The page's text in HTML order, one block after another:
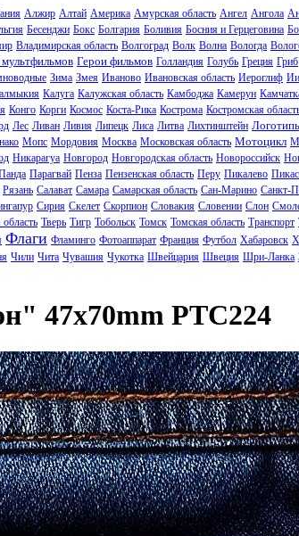
Алжир Алтай Америка Амурская область Ангел Ангола
Бесенджи Бокс Болгария Боливия Босния и Герцеговина
Владимирская область Волгоград Волк Волна Вологда
Герои фильмов Голландия Голубь Греция Гриб
Зима Змея Иваново Ивановская область Иероглиф
Калуга Калужская область Камбоджа Камерун
Конго Корги Космос Коста-Рика Кострома Костромская
Лес Ливан Ливия Липецк Лиса Литва Лихтинштейн
Мопс Мордовия Москва Московская область Мотоцикл
Никарагуа Новгород Новгородская область Новороссийск
Парагвай Пенза Пензенская область Перу Пикалево
Рязань Салават Самара Самарская область Сан-Марино Санкт-
Сирия Скелет Скорпион Словакия Словении Слон
область Тверь Тигр Тобольск Томск Томская область Транспорт
Флаги Фламинго Фотоаппарат Франция Футбол Хабаровск
Чили Чита Чувашия Чукотка Швейцария Швеция Шри-Ланка
47x70mm PTC224